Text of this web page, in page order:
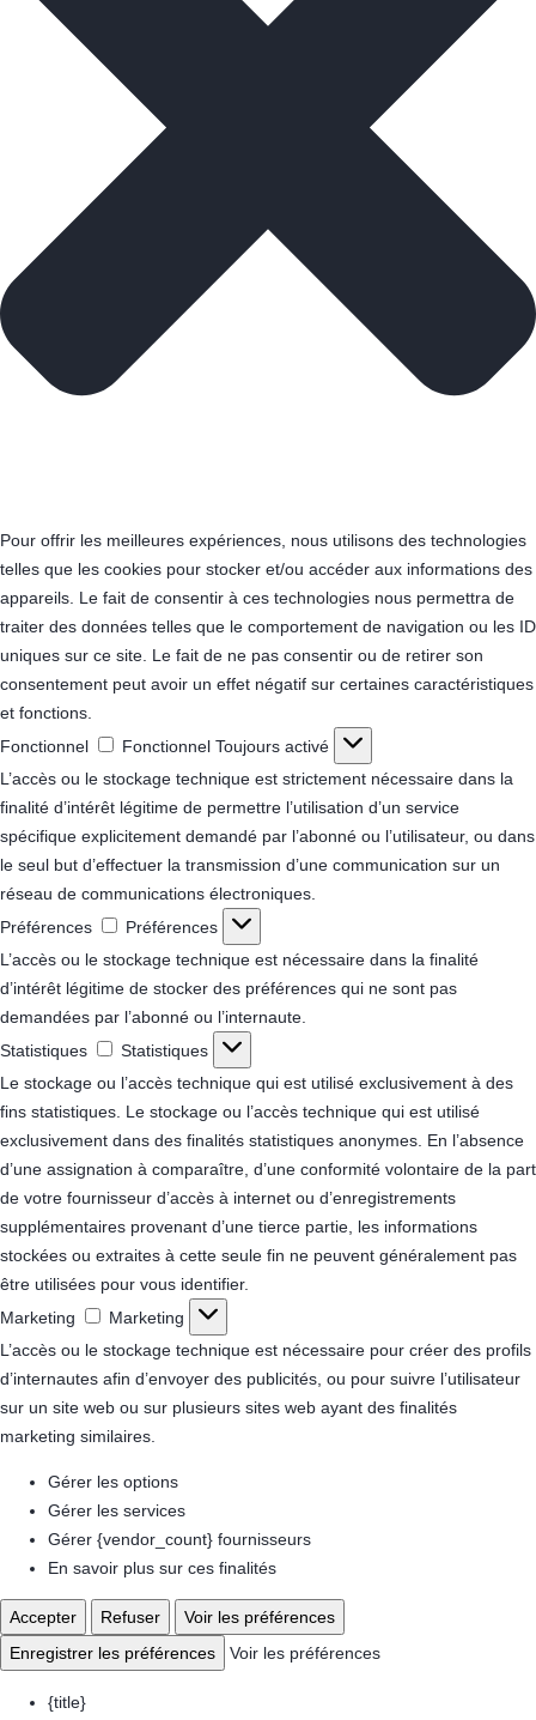
Pour offrir les meilleures expériences, nous utilisons des technologies
telles que les cookies pour stocker et/ou accéder aux informations des
appareils. Le fait de consentir à ces technologies nous permettra de
traiter des données telles que le comportement de navigation ou les ID
uniques sur ce site. Le fait de ne pas consentir ou de retirer son
consentement peut avoir un effet négatif sur certaines caractéristiques
et fonctions.
Fonctionnel
Fonctionnel Toujours activé
L’accès ou le stockage technique est strictement nécessaire dans la
finalité d’intérêt légitime de permettre l’utilisation d’un service
spécifique explicitement demandé par l’abonné ou l’utilisateur, ou dans
le seul but d’effectuer la transmission d’une communication sur un
réseau de communications électroniques.
Préférences
Préférences
L’accès ou le stockage technique est nécessaire dans la finalité
d’intérêt légitime de stocker des préférences qui ne sont pas
demandées par l’abonné ou l’internaute.
Statistiques
Statistiques
Le stockage ou l’accès technique qui est utilisé exclusivement à des
fins statistiques. Le stockage ou l’accès technique qui est utilisé
exclusivement dans des finalités statistiques anonymes. En l’absence
d’une assignation à comparaître, d’une conformité volontaire de la part
de votre fournisseur d’accès à internet ou d’enregistrements
supplémentaires provenant d’une tierce partie, les informations
stockées ou extraites à cette seule fin ne peuvent généralement pas
être utilisées pour vous identifier.
Marketing
Marketing
L’accès ou le stockage technique est nécessaire pour créer des profils
d’internautes afin d’envoyer des publicités, ou pour suivre l’utilisateur
sur un site web ou sur plusieurs sites web ayant des finalités
marketing similaires.
Gérer les options
Gérer les services
Gérer {vendor_count} fournisseurs
En savoir plus sur ces finalités
Accepter Refuser
Voir les préférences
Enregistrer les préférences
Voir les préférences
{title}